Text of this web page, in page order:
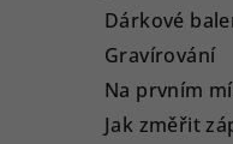
Dárkové
Gravírování
Na prvním
Jak změřit